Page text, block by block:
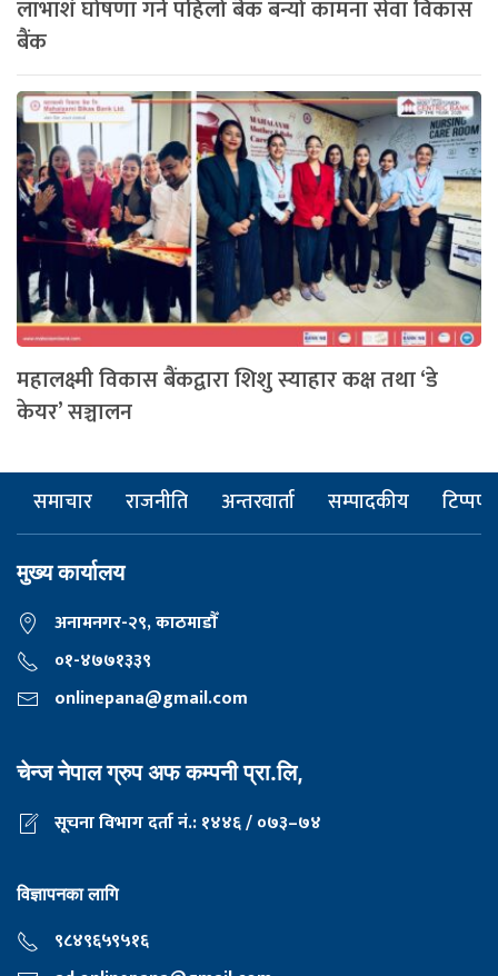
लाभाशं घोषणा गर्ने पहिलो बैंक बन्यो कामना सेवा विकास
बैंक
महालक्ष्मी विकास बैंकद्वारा शिशु स्याहार कक्ष तथा ‘डे
केयर’ सञ्चालन
समाचार राजनीति अन्तरवार्ता सम्पादकीय टिप्पणी
मुख्य कार्यालय
अनामनगर-२९, काठमाडाैँ
०१-४७७१३३९
onlinepana@gmail.com
चेन्ज नेपाल ग्रुप अफ कम्पनी प्रा.लि,
सूचना विभाग दर्ता नं.: १४४६ / ०७३–७४
विज्ञापनका लागि
९८४९६५९५१६